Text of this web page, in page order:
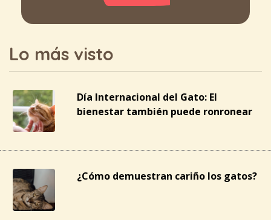
Lo más visto
Día Internacional del Gato: El
bienestar también puede ronronear
¿Cómo demuestran cariño los gatos?